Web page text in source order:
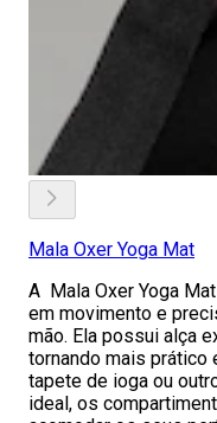
Mala Oxer Yoga Mat
A Mala Oxer Yoga
em movimento e
mão. Ela possui alça
tornando mais prático
tapete de ioga ou
ideal, os